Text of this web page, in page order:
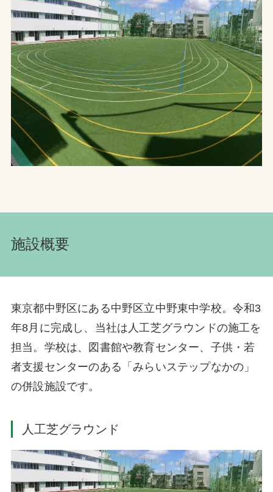
検索
お問合せ
お取引先の皆様へ
プライバシーポリシー
ソーシャルメディアポリシー
文字の見えづらさや操作にお困りの方へ
施設概要
東京都中野区にある中野区立中野東中学校。令和3
年8月に完成し、当社は人工芝グラウンドの施工を
担当。学校は、図書館や教育センター、子供・若
者支援センターのある「みらいステップなかの」
の併設施設です。
人工芝グラウンド